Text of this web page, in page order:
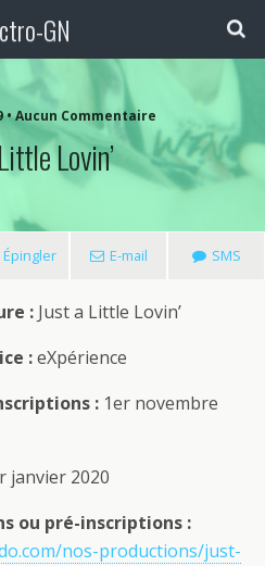
GN
• Aucun Commentaire
Lovin’
Épingler E-mail SMS
: Just a Little Lovin’
:eXpérience
: 1er novembre
janvier 2020
ou pré-inscriptions :
nos-productions/just-